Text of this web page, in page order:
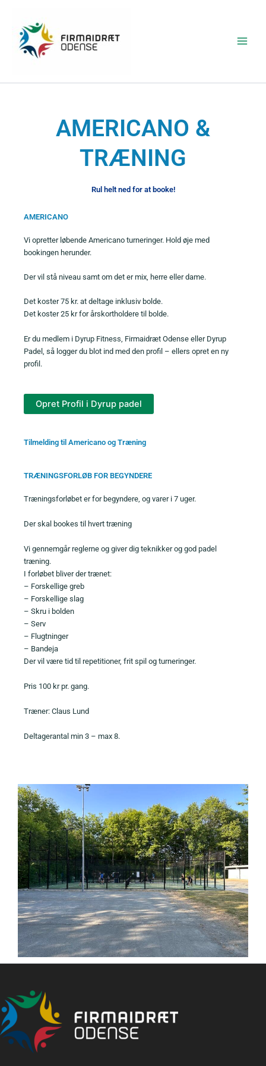
indholdet
AMERICANO &
TRÆNING
Rul helt ned for at booke!
AMERICANO
Vi opretter løbende Americano turneringer. Hold øje med
bookingen herunder.
Der vil stå niveau samt om det er mix, herre eller dame.
Det koster 75 kr. at deltage inklusiv bolde.
Det koster 25 kr for årskortholdere til bolde.
Er du medlem i Dyrup Fitness, Firmaidræt Odense eller Dyrup
Padel, så logger du blot ind med den profil – ellers opret en ny
profil.
Tilmelding til Americano og Træning
TRÆNINGSFORLØB FOR BEGYNDERE
Træningsforløbet er for begyndere, og varer i 7 uger.
Der skal bookes til hvert træning
Vi gennemgår reglerne og giver dig teknikker og god padel
træning.
I forløbet bliver der trænet:
– Forskellige greb
– Forskellige slag
– Skru i bolden
– Serv
– Flugtninger
– Bandeja
Der vil være tid til repetitioner, frit spil og turneringer.
Pris 100 kr pr. gang.
Træner: Claus Lund
Deltagerantal min 3 – max 8.